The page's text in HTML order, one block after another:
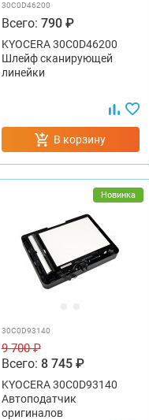
30C0D46200
Всего: 790 ₽
KYOCERA 30C0D46200
Шлейф сканирующей
линейки
В корзину
Новинка
30C0D93140
9 700 ₽
Всего: 8 745 ₽
KYOCERA 30C0D93140
Автоподатчик
оригиналов